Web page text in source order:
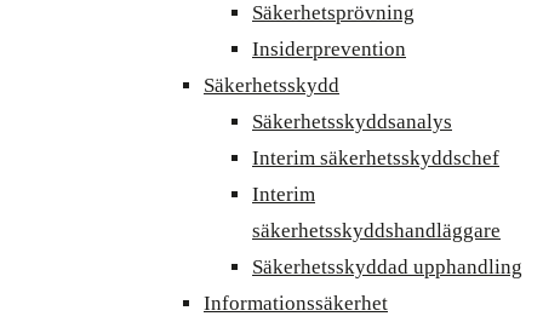
Säkerhetsprövning
Insiderprevention
Säkerhetsskydd
Säkerhetsskyddsanalys
Interim säkerhetsskyddschef
Interim
säkerhetsskyddshandläggare
Säkerhetsskyddad upphandling
Informationssäkerhet